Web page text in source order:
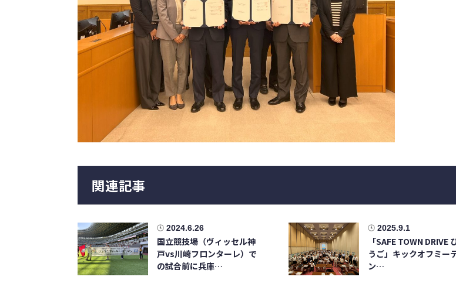
関連記事
2024.6.26
国立競技場（ヴィッセル神
戸vs川崎フロンターレ）で
の試合前に兵庫…
2025.9.1
「SAFE TOWN DRIVE
うご」キックオフミー
ン…